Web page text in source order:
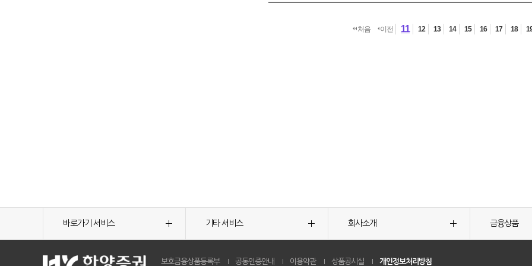
처음 이전 11 12 13 14 15 16 17 18
바로가기 서비스 기타 서비스 회사소개 금융상품
보호금융상품등록부 공동인증안내 이용약관 상품공시실 개인정보처리방침